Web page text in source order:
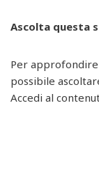
Ascolta questa
Per
possibile
Accedi al